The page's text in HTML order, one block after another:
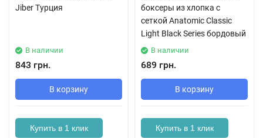
Jiber Турция
В наличии
843 грн.
В корзину
Купить в 1 клик
боксеры из хлопка с
сеткой Anatomic Classic
Light Black Series бордовый
В наличии
689 грн.
В корзину
Купить в 1 клик